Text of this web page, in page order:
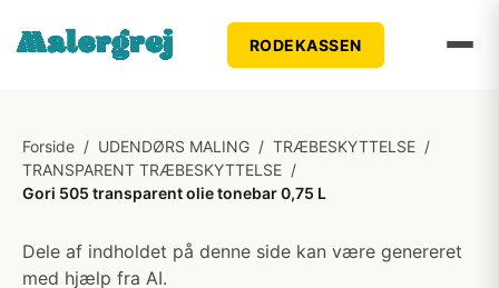
RODEKASSEN
Forside / UDENDØRS MALING / TRÆBESKYTTELSE /
TRANSPARENT TRÆBESKYTTELSE /
Gori 505 transparent olie tonebar 0,75 L
Dele af indholdet på denne side kan være genereret
med hjælp fra AI.